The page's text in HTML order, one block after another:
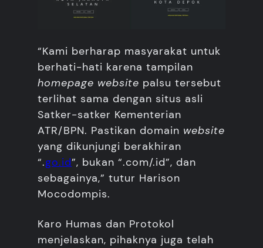
“Kami berharap masyarakat untuk
berhati-hati karena tampilan
homepage website palsu tersebut
terlihat sama dengan situs asli
Satker-satker Kementerian
ATR/BPN. Pastikan domain website
yang dikunjungi berakhiran
“.go.id”, bukan “.com/.id”, dan
sebagainya,” tutur Harison
Mocodompis.
Karo Humas dan Protokol
menjelaskan, pihaknya juga telah